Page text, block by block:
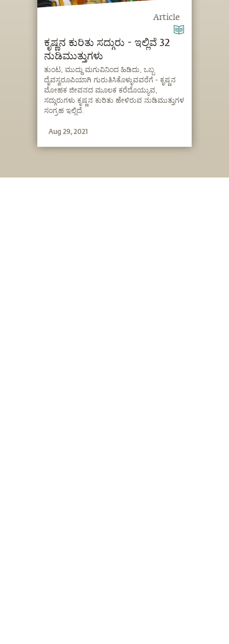
Article
ಕೃಷ್ಣನ ಕುರಿತು ಸದ್ಗುರು - ಇಲ್ಲಿವೆ 32
ನುಡಿಮುತ್ತುಗಳು
ತುಂಟ, ಮುದ್ದು ಮಗುವಿನಿಂದ ಹಿಡಿದು, ಒಬ್ಬ
ದೈವಸ್ವರೂಪಿಯಾಗಿ ಗುರುತಿಸಿಕೊಳ್ಳುವವರೆಗೆ - ಕೃಷ್ಣನ
ಮೋಹಕ ಜೀವನದ ಮೂಲಕ ಕರೆದೊಯ್ಯುವ,
ಸದ್ಗುರುಗಳು ಕೃಷ್ಣನ ಕುರಿತು ಹೇಳಿರುವ ನುಡಿಮುತ್ತುಗಳ
ಸಂಗ್ರಹ ಇಲ್ಲಿದೆ.
Aug 29, 2021